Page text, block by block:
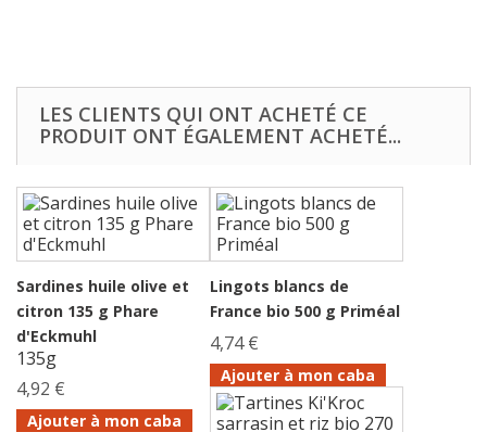
LES CLIENTS QUI ONT ACHETÉ CE
PRODUIT ONT ÉGALEMENT ACHETÉ...
Sardines huile olive et
citron 135 g Phare
d'Eckmuhl
135g
4,92 €
Ajouter à mon caba
Lingots blancs de
France bio 500 g Priméal
4,74 €
Ajouter à mon caba